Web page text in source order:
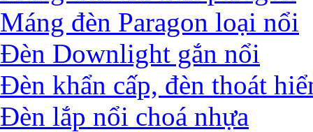
Máng đèn Paragon loại nổi
Đèn Downlight gắn nổi
Đèn khẩn cấp, đèn thoát
Đèn lắp nổi choá nhựa